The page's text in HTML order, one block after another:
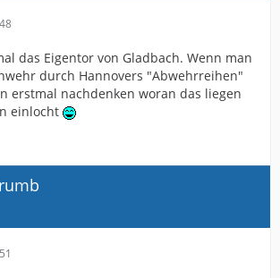
das Eigentor von Gladbach. Wenn man
durch Hannovers "Abwehrreihen"
erstmal nachdenken woran das liegen
einlocht